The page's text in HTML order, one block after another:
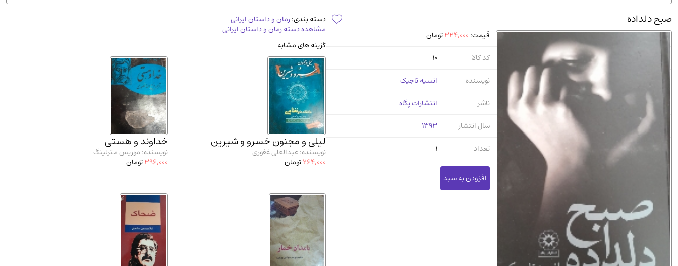
دانشگاه پیامـ نور
صبح دلداده
قیمت: 324,000تومان
کد کالا
10
نویسنده
انسیه تاجیک
ناشر
انتشارات پگاه
سال انتشار
1393
تعداد
1
دسته بندی:رمان و داستان ایرانی
مشاهده دسته رمان و داستان ایرانی
گزینه های مشابه
لیلی و مجنون خسرو و شیرین
نویسنده: عبدالعلی غفوری
264,000تومان
خداوند و هستی
نویسنده: موریس مترلینگ
396,000تومان